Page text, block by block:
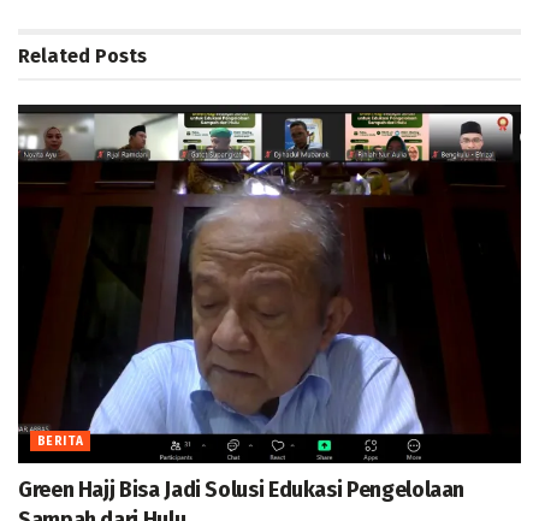
Related Posts
BERITA
Green Hajj Bisa Jadi Solusi Edukasi Pengelolaan